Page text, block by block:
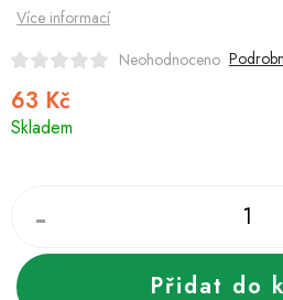
Vrácení a reklamace
Obchodní podmínky pro podnikatele
Zásady používání cookies
63 Kč
cena:
Skladem
Přidat do
Více informací
Neohodnoceno